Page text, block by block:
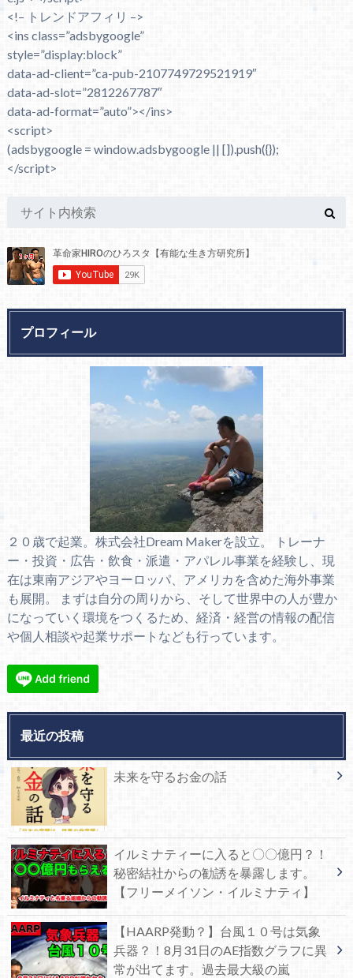
<!– トレンドアフィリ –>
<ins class=”adsbygoogle”
style=”display:block”
data-ad-client=”ca-pub-2107749729521919″
data-ad-slot=”2812267787″
data-ad-format=”auto”></ins>
<script>
(adsbygoogle = window.adsbygoogle || []).push({});
</script>
プロフィール
２０歳で起業。株式会社Dream Makerを設立。 トレーナ
ー・投資・広告・飲食・派遣・アパレル事業を経験し、現
在は東南アジアやヨーロッパ、アメリカを含めた海外事業
も展開。 まずは自分の周りから、そして世界中の人が豊か
になっていく環境をつくるため、経済・経営の情報の配信
や個人相談や起業サポートなども行っています。
最近の投稿
未来を守るお金の話
イルミナティーに入ると〇〇億円？！
秘密結社からの勧誘を暴露します。
【フリーメイソン・イルミナティ】
【HAARP発動？】台風１０号は気象
兵器？！8月31日のAE指数グラフに異
常が出てます。過去最大級の嵐